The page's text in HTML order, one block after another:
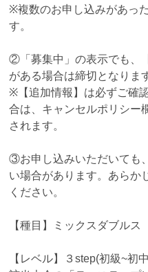
※複数のお申し込みがあっ
す。
②「募集中」の表示でも、
がある場合は締切となりま
※【追加情報】は必ずご確
合は、キャンセルポリシー
されます。
③お申し込みいただいても
い場合があります。あらか
ください。
【種目】ミックスダブルス
【レベル】３step(初級~初